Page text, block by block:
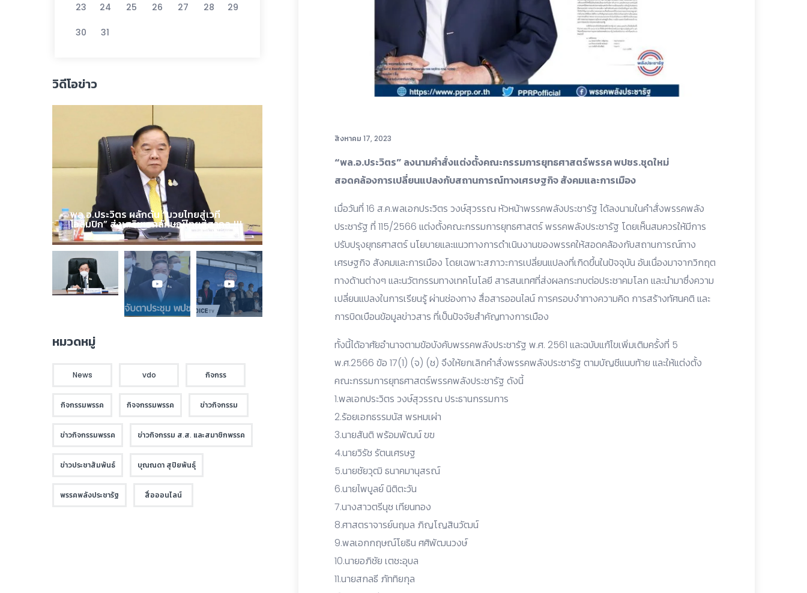
สิงหาคม 17, 2023
“พล.อ.ประวิตร” ลงนามคำสั่งแต่งตั้งคณะกรรมการยุทธศาสตร์พรรค พปชร.ชุดใหม่
สอดคล้องการเปลี่ยนแปลงกับสถานการณ์ทางเศรษฐกิจ สังคมและการเมือง
เมื่อวันที่ 16 ส.ค.พลเอกประวิตร วงษ์สุวรรณ หัวหน้าพรรคพลังประชารัฐ ได้ลงนามในคำสั่งพรรคพลัง
ประชารัฐ ที่ 115/2566 แต่งตั้งคณะกรรมการยุทธศาสตร์ พรรคพลังประชารัฐ โดยเห็นสมควรให้มีการ
ปรับปรุงยุทธศาสตร์ นโยบายและแนวทางการดำเนินงานของพรรคให้สอดคล้องกับสถานการณ์ทาง
เศรษฐกิจ สังคมและการเมือง โดยเฉพาะสภาวะการเปลี่ยนแปลงที่เกิดขึ้นในปัจจุบัน อันเนื่องมาจากวิกฤต
ทางด้านต่างๆ และนวัตกรรมทางเทคโนโลยี สารสนเทศที่ส่งผลกระทบต่อประชาคมโลก และนำมาซึ่งความ
เปลี่ยนแปลงในการเรียนรู้ ผ่านช่องทาง สื่อสารออนไลน์ การครอบงำทางความคิด การสร้างทัศนคติ และ
การบิดเบือนข้อมูลข่าวสาร ที่เป็นปัจจัยสำคัญทางการเมือง
ทั้งนี้ได้อาศัยอำนาจตามข้อบังคับพรรคพลังประชารัฐ พ.ศ. 2561 และฉบับแก้ไขเพิ่มเติมครั้งที่ 5
พ.ศ.2566 ข้อ 17(1) (จ) (ช) จึงให้ยกเลิกคำสั่งพรรคพลังประชารัฐ ตามบัญชีแนบท้าย และให้แต่งตั้ง
คณะกรรมการยุทธศาสตร์พรรคพลังประชารัฐ ดังนี้
1.พลเอกประวิตร วงษ์สุวรรณ ประธานกรรมการ
2.ร้อยเอกธรรมนัส พรหมเผ่า
3.นายสันติ พร้อมพัฒน์ ฃฃ
4.นายวิรัช รัตนเศรษฐ
5.นายชัยวุฒิ ธนาคมานุสรณ์
6.นายไพบูลย์ นิติตะวัน
7.นางสาวตรีนุช เทียนทอง
8.ศาสตราจารย์นฤมล ภิญโญสินวัฒน์
9.พลเอกกฤษณ์โยธิน ศศิพัฒนวงษ์
10.นายอภิชัย เตชะอุบล
11.นายสกลธี ภัททิยกุล
23 24 25 26 27 28 29
30 31
วิดีโอข่าว
พล.อ.ประวิตร ผลักดัน “มวยไทยสู่เวที
โอลิมปิก” ส่งเสริมเอกลักษณ์ไทยสู่สากล !!!
หมวดหมู่
News vdo กิจกรร
กิจกรรมพรรค กิจจกรรมพรรค ข่าวกิจกรรม
ข่าวกิจกรรมพรรค ข่าวกิจกรรม ส.ส. และสมาชิกพรรค
ข่าวประชาสัมพันธ์ บุณณดา สุปิยพันธุ์
พรรคพลังประชารัฐ สื่อออนไลน์